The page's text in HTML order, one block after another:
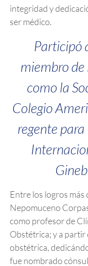
integridad y
ser médico.
Participó
miembro
como la
Colegio
regente
Entre los logros más
Nepomuceno
como profesor de
Obstétrica; y a
obstétrica,
fue nombrado